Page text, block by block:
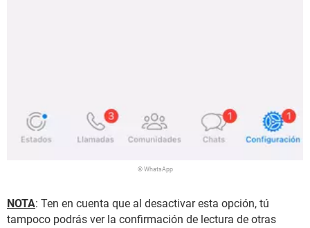
© WhatsApp
NOTA: Ten en cuenta que al desactivar esta opción, tú
tampoco podrás ver la confirmación de lectura de otras